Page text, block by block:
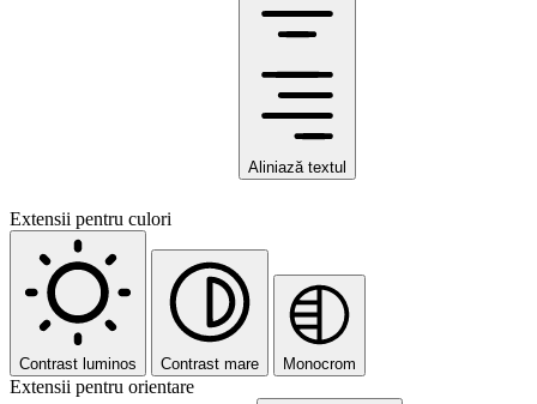
Aliniază textul
Extensii pentru culori
Contrast luminos Contrast mare Monocrom
Extensii pentru orientare